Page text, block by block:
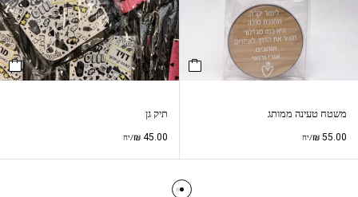
משטח טעינה ממותג
₪ 55.00 /יח
תיק גן
₪45.00 /יח